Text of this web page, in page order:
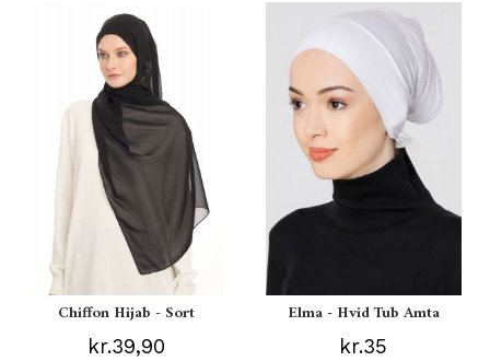
Chiffon Hijab - Sort
kr.39,90
Elma - Hvid Tub Amta
kr.35